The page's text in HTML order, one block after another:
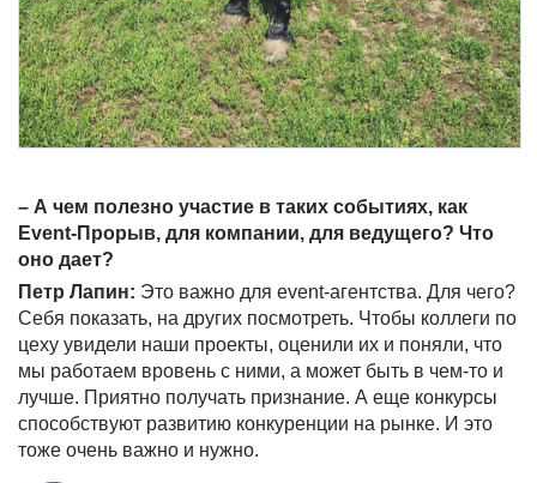
– А чем полезно участие в таких событиях, как
Event-Прорыв, для компании, для ведущего? Что
оно дает?
Петр Лапин: Это важно для event-агентства. Для чего?
Себя показать, на других посмотреть. Чтобы коллеги по
цеху увидели наши проекты, оценили их и поняли, что
мы работаем вровень с ними, а может быть в чем-то и
лучше. Приятно получать признание. А еще конкурсы
способствуют развитию конкуренции на рынке. И это
тоже очень важно и нужно.